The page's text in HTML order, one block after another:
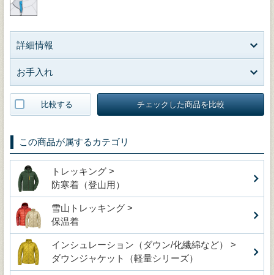
詳細情報
お手入れ
比較する チェックした商品を比較
この商品が属するカテゴリ
トレッキング >
防寒着（登山用）
雪山トレッキング >
保温着
インシュレーション（ダウン/化繊綿など） >
ダウンジャケット（軽量シリーズ）